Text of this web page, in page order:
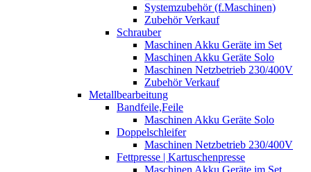
Systemzubehör (f.Maschinen)
Zubehör Verkauf
Schrauber
Maschinen Akku Geräte im Set
Maschinen Akku Geräte Solo
Maschinen Netzbetrieb 230/400V
Zubehör Verkauf
Metallbearbeitung
Bandfeile,Feile
Maschinen Akku Geräte Solo
Doppelschleifer
Maschinen Netzbetrieb 230/400V
Fettpresse | Kartuschenpresse
Maschinen Akku Geräte im Set